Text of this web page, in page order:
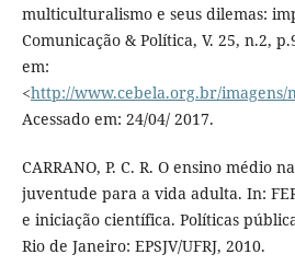
multiculturalismo e seus dilemas:
Comunicação & Política, V. 25, n.2,
em:
<http://www.cebela.org.br/imagens/
Acessado em: 24/04/ 2017.
CARRANO, P. C. R. O ensino médio
juventude para a vida adulta. In:
e iniciação científica. Políticas
Rio de Janeiro: EPSJV/UFRJ, 2010.